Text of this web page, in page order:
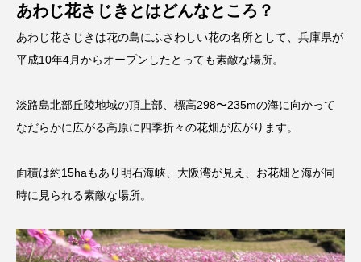
あわじ花さじきとはどんなところ？
あわじ花さじきは花の島にふさわしい花の名所として、兵庫県が
平成10年4月からオープンしたとっても素敵な場所。
淡路島北部丘陵地域の頂上部、標高298〜235mの海に向かって
なだらかに広がる高原に四季折々の花畑が広がります。
面積は約15haもあり明石海峡、大阪湾が見え、お花畑と海が同
時に見られる素敵な場所。